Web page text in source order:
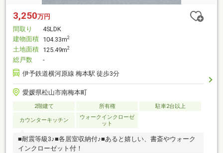
3,250万円
間取り
4SLDK
建物面積 104.33m2
土地面積 125.49m2
総戸数
-
伊予鉄道横河原線 梅本駅 徒歩3分
愛媛県松山市南梅本町
2階建て 所有権 駐車2台以上
カウンターキッチン
ウォークインクローゼ
ット
■耐震等級3♪■各居室収納付♪■あると嬉しい、書斎やウォーク
インクローゼット付！